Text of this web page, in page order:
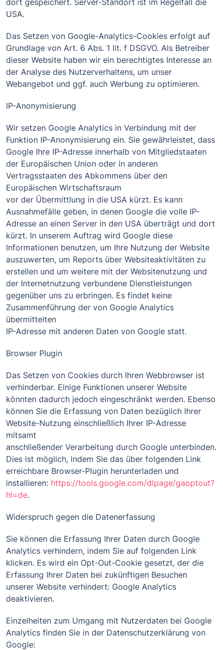
dort gespeichert. Server-Standort ist im Regelfall die
USA.
Das Setzen von Google-Analytics-Cookies erfolgt auf
Grundlage von Art. 6 Abs. 1 lit. f DSGVO. Als Betreiber
dieser Website haben wir ein berechtigtes Interesse an
der Analyse des Nutzerverhaltens, um unser
Webangebot und ggf. auch Werbung zu optimieren.
IP-Anonymisierung
Wir setzen Google Analytics in Verbindung mit der
Funktion IP-Anonymisierung ein. Sie gewährleistet, dass
Google Ihre IP-Adresse innerhalb von Mitgliedstaaten
der Europäischen Union oder in anderen
Vertragsstaaten des Abkommens über den
Europäischen Wirtschaftsraum
vor der Übermittlung in die USA kürzt. Es kann
Ausnahmefälle geben, in denen Google die volle IP-
Adresse an einen Server in den USA überträgt und dort
kürzt. In unserem Auftrag wird Google diese
Informationen benutzen, um Ihre Nutzung der Website
auszuwerten, um Reports über Websiteaktivitäten zu
erstellen und um weitere mit der Websitenutzung und
der Internetnutzung verbundene Dienstleistungen
gegenüber uns zu erbringen. Es findet keine
Zusammenführung der von Google Analytics
übermittelten
IP-Adresse mit anderen Daten von Google statt.
Browser Plugin
Das Setzen von Cookies durch Ihren Webbrowser ist
verhinderbar. Einige Funktionen unserer Website
könnten dadurch jedoch eingeschränkt werden. Ebenso
können Sie die Erfassung von Daten bezüglich Ihrer
Website-Nutzung einschließlich Ihrer IP-Adresse
mitsamt
anschließender Verarbeitung durch Google unterbinden.
Dies ist möglich, indem Sie das über folgenden Link
erreichbare Browser-Plugin herunterladen und
installieren: https://tools.google.com/dlpage/gaoptout?
hl=de.
Widerspruch gegen die Datenerfassung
Sie können die Erfassung Ihrer Daten durch Google
Analytics verhindern, indem Sie auf folgenden Link
klicken. Es wird ein Opt-Out-Cookie gesetzt, der die
Erfassung Ihrer Daten bei zukünftigen Besuchen
unserer Website verhindert: Google Analytics
deaktivieren.
Einzelheiten zum Umgang mit Nutzerdaten bei Google
Analytics finden Sie in der Datenschutzerklärung von
Google: